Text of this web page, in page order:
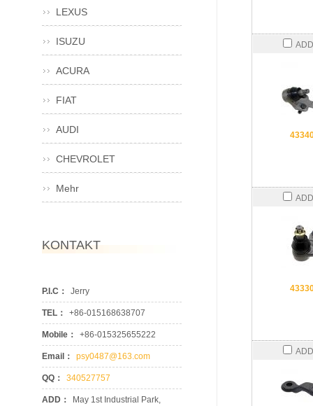
LEXUS
ISUZU
ACURA
FIAT
AUDI
CHEVROLET
Mehr
KONTAKT
P.I.C： Jerry
TEL： +86-015168638707
Mobile： +86-015325655222
Email： psy0487@163.com
QQ： 340527757
ADD： May 1st Industrial Park,